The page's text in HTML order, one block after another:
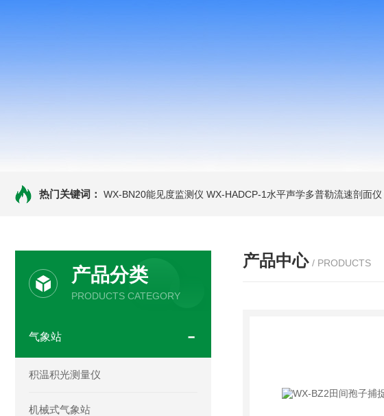
热门关键词： WX-BN20能见度监测仪 WX-HADCP-1水平声学多普勒流速剖面仪
产品分类
PRODUCTS CATEGORY
气象站
积温积光测量仪
机械式气象站
产品中心 / PRODUCTS